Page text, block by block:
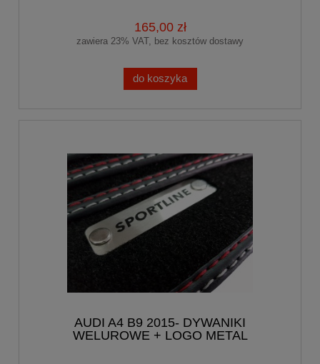
165,00 zł
zawiera 23% VAT, bez kosztów dostawy
do koszyka
AUDI A4 B9 2015- DYWANIKI
WELUROWE + LOGO METAL